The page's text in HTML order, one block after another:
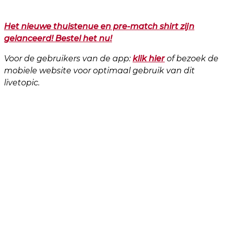
Het nieuwe thuistenue en pre-match shirt zijn
gelanceerd! Bestel het nu!
Voor de gebruikers van de app:klik hierof bezoek de
mobiele website voor optimaal gebruik van dit
livetopic.